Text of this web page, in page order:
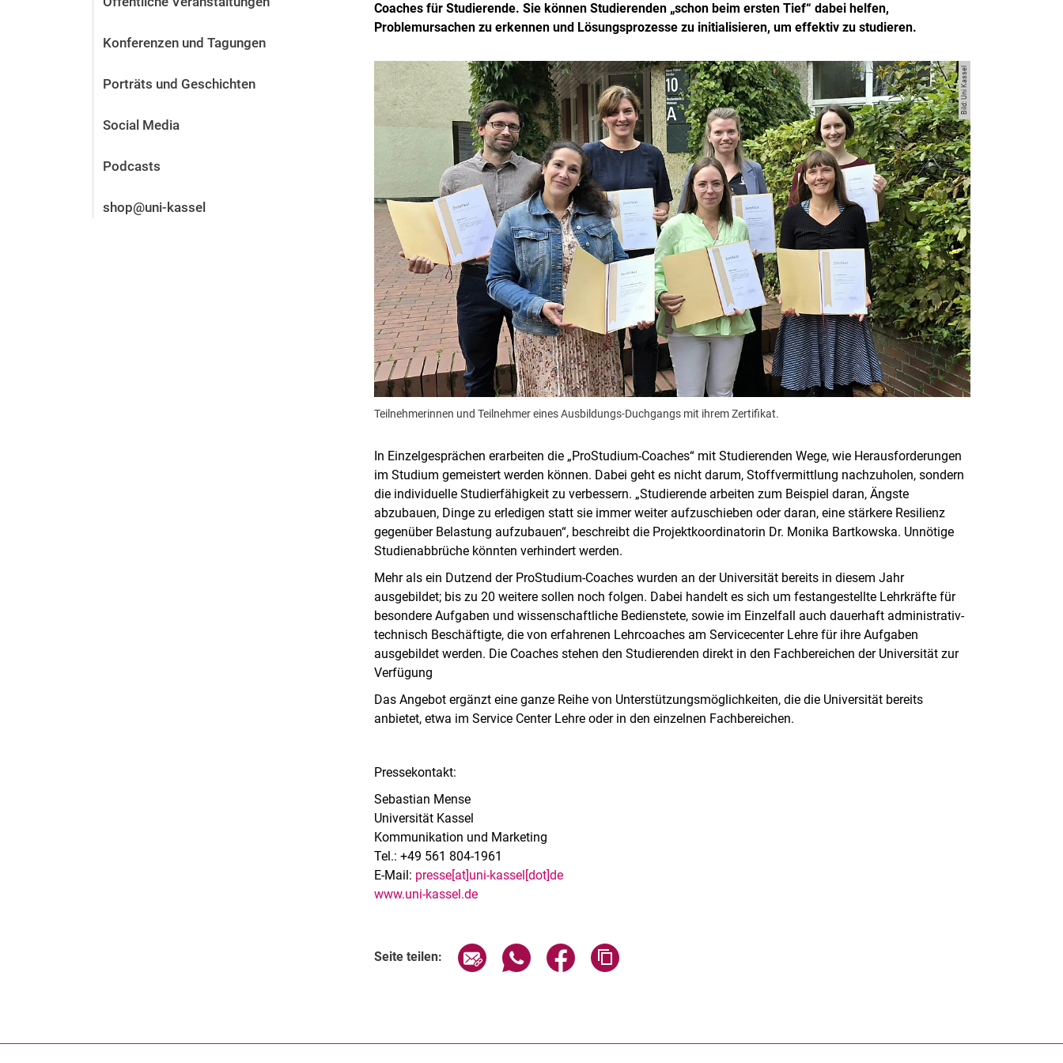
Stellenangebote
Alum­ni und Freunde
Kontakt und Standorte
Konferenzen und Tagungen
Porträts und Geschichten
Social Media
Podcasts
shop@uni-kassel
Coaches für Studierende. Sie können Studierenden „schon beim ersten Tief“ dabei helfen,
Problemursachen zu erkennen und Lösungsprozesse zu initialisieren, um effektiv zu studieren.
Bild: Uni Kassel
Teilnehmerinnen und Teilnehmer eines Ausbildungs-Duchgangs mit ihrem Zertifikat.
In Einzelgesprächen erarbeiten die „ProStudium-Coaches“ mit Studierenden Wege, wie Herausforderungen
im Studium gemeistert werden können. Dabei geht es nicht darum, Stoffvermittlung nachzuholen, sondern
die individuelle Studierfähigkeit zu verbessern. „Studierende arbeiten zum Beispiel daran, Ängste
abzubauen, Dinge zu erledigen statt sie immer weiter aufzuschieben oder daran, eine stärkere Resilienz
gegenüber Belastung aufzubauen“, beschreibt die Projektkoordinatorin Dr. Monika Bartkowska. Unnötige
Studienabbrüche könnten verhindert werden.
Mehr als ein Dutzend der ProStudium-Coaches wurden an der Universität bereits in diesem Jahr
ausgebildet; bis zu 20 weitere sollen noch folgen. Dabei handelt es sich um festangestellte Lehrkräfte für
besondere Aufgaben und wissenschaftliche Bedienstete, sowie im Einzelfall auch dauerhaft administrativ-
technisch Beschäftigte, die von erfahrenen Lehrcoaches am Servicecenter Lehre für ihre Aufgaben
ausgebildet werden. Die Coaches stehen den Studierenden direkt in den Fachbereichen der Universität zur
Verfügung
Das Angebot ergänzt eine ganze Reihe von Unterstützungsmöglichkeiten, die die Universität bereits
anbietet, etwa im Service Center Lehre oder in den einzelnen Fachbereichen.
Pressekontakt:
Sebastian Mense
Universität Kassel
Kommunikation und Marketing
Tel.: +49 561 804-1961
E-Mail: presse[at]uni-kassel[dot]de
www.uni-kassel.de
Seite teilen: Seite über E-Mail teilen
Seite über WhatsApp teilen (externer Link, öffnet neues Fenster)
Seite über Facebook teilen (externer Link, öffnet neues Fenster)